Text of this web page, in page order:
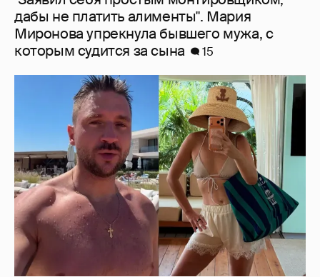
От Шанхая до Мальдив: как отдыхают
Сергей Лазарев с детьми, Ксения Собчак
и Наиля Аскер-заде
6